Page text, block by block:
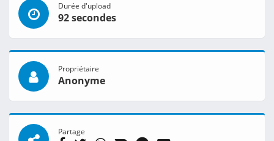
Durée d'upload
92 secondes
Propriétaire
Anonyme
Partage